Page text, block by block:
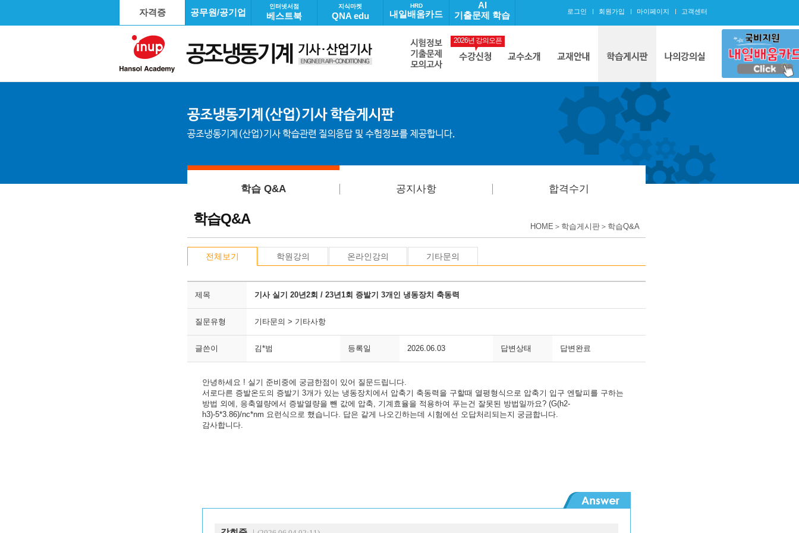
자격증 공무원/공기업
인터넷서점
베스트북
지식마켓
QNA edu
HRD
내일배움카드
AI
기출문제 학습
로그인 회원가입 마이페이지 고객센터
2026년 강의오픈
학습 Q&A 공지사항 합격수기
학습Q&A HOME＞학습게시판＞학습Q&A
전체보기 학원강의 온라인강의 기타문의
제목 기사 실기 20년2회 / 23년1회 증발기 3개인 냉동장치 축동력
질문유형 기타문의 > 기타사항
글쓴이 김*범 등록일 2026.06.03 답변상태 답변완료
안녕하세요 ! 실기 준비중에 궁금한점이 있어 질문드립니다.
서로다른 증발온도의 증발기 3개가 있는 냉동장치에서 압축기 축동력을 구할때 열평형식으로 압축기 입구 엔탈피를 구하는
방법 외에, 응축열량에서 증발열량을 뺀 값에 압축, 기계효율을 적용하여 푸는건 잘못된 방법일까요? (G(h2-
h3)-5*3.86)/nc*nm 요런식으로 했습니다. 답은 같게 나오긴하는데 시험에선 오답처리되는지 궁금합니다.
감사합니다.